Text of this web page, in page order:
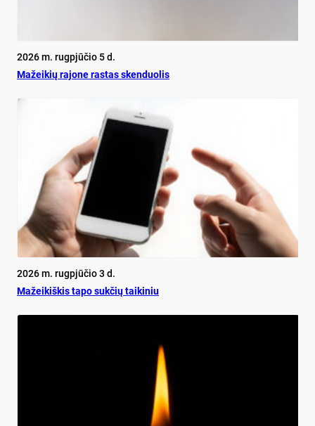
2026 m. rugpjūčio 5 d.
Mažeikių rajone rastas skenduolis
2026 m. rugpjūčio 3 d.
Mažeikiškis tapo sukčių taikiniu